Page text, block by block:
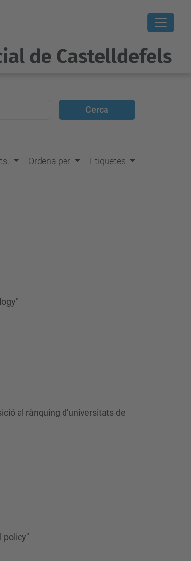
de Castelldefels
Ordena per Etiquetes
al rànquing d'universitats de
policy"